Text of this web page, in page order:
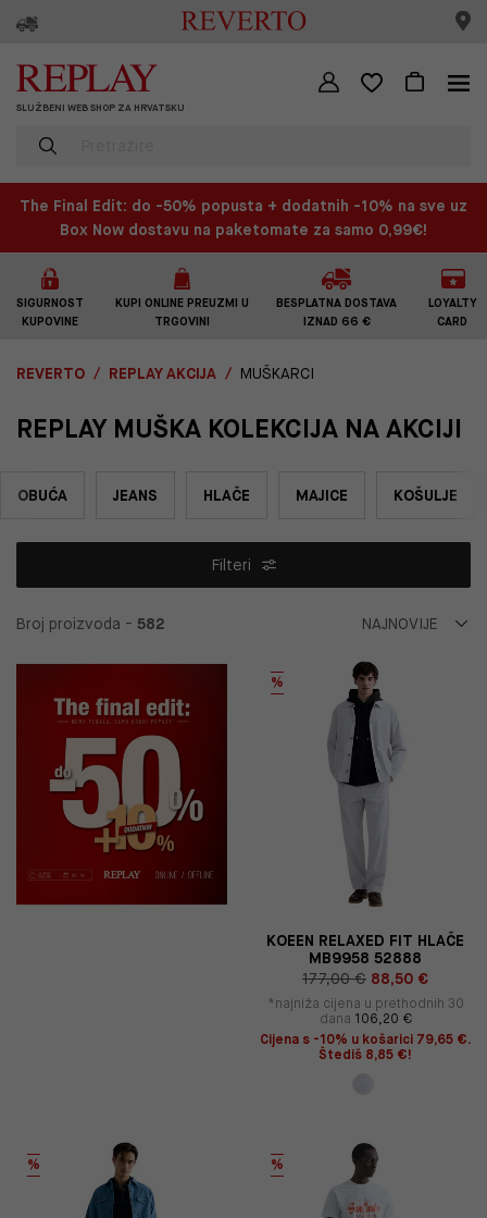
SLUŽBENI WEB SHOP ZA HRVATSKU
The Final Edit: do -50% popusta + dodatnih -10% na sve uz
Box Now dostavu na paketomate za samo 0,99€!
SIGURNOST
KUPOVINE
KUPI ONLINE PREUZMI U
TRGOVINI
BESPLATNA DOSTAVA
IZNAD 66 €
LOYALTY
CARD
REVERTO REPLAY AKCIJA MUŠKARCI
REPLAY MUŠKA KOLEKCIJA NA AKCIJI
OBUĆA JEANS HLAČE MAJICE KOŠULJE
Filteri
Broj proizvoda - 582
%
KOEEN RELAXED FIT HLAČE
MB9958 52888
177,00 € 88,50 €
*najniža cijena u prethodnih 30
dana 106,20 €
Cijena s -10% u košarici 79,65 €.
Štediš 8,85 €!
% %